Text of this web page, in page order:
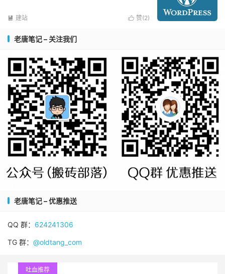
 赞(2)
 建站
老唐笔记 – 关注我们
老唐笔记 – 优惠推送
QQ 群： 624241306
TG 群： @oldtang_com
吐血推荐